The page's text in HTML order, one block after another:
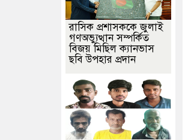
রাসিক প্রশাসককে জুলাই
গণঅভ্যুত্থান সম্পর্কিত
বিজয় মিছিল ক্যানভাস
ছবি উপহার প্রদান